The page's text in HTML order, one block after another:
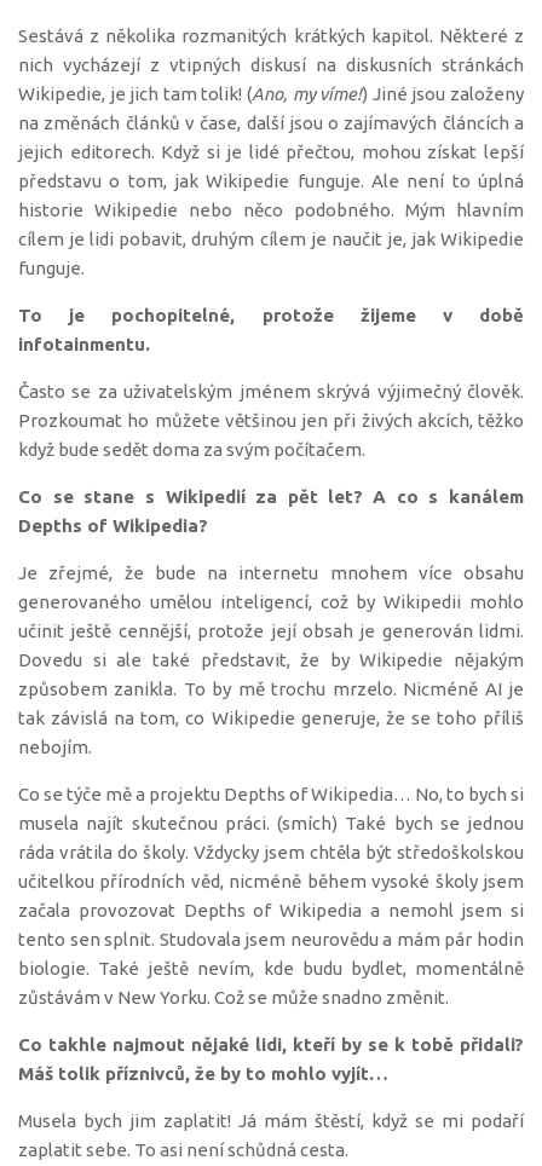
Sestává z několika rozmanitých krátkých kapitol. Některé z
nich vycházejí z vtipných diskusí na diskusních stránkách
Wikipedie, je jich tam tolik! (Ano, my víme!) Jiné jsou založeny
na změnách článků v čase, další jsou o zajímavých článcích a
jejich editorech. Když si je lidé přečtou, mohou získat lepší
představu o tom, jak Wikipedie funguje. Ale není to úplná
historie Wikipedie nebo něco podobného. Mým hlavním
cílem je lidi pobavit, druhým cílem je naučit je, jak Wikipedie
funguje.
To je pochopitelné, protože žijeme v době
infotainmentu.
Často se za uživatelským jménem skrývá výjimečný člověk.
Prozkoumat ho můžete většinou jen při živých akcích, těžko
když bude sedět doma za svým počítačem.
Co se stane s Wikipedií za pět let? A co s kanálem
Depths of Wikipedia?
Je zřejmé, že bude na internetu mnohem více obsahu
generovaného umělou inteligencí, což by Wikipedii mohlo
učinit ještě cennější, protože její obsah je generován lidmi.
Dovedu si ale také představit, že by Wikipedie nějakým
způsobem zanikla. To by mě trochu mrzelo. Nicméně AI je
tak závislá na tom, co Wikipedie generuje, že se toho příliš
nebojím.
Co se týče mě a projektu Depths of Wikipedia… No, to bych si
musela najít skutečnou práci. (smích) Také bych se jednou
ráda vrátila do školy. Vždycky jsem chtěla být středoškolskou
učitelkou přírodních věd, nicméně během vysoké školy jsem
začala provozovat Depths of Wikipedia a nemohl jsem si
tento sen splnit. Studovala jsem neurovědu a mám pár hodin
biologie. Také ještě nevím, kde budu bydlet, momentálně
zůstávám v New Yorku. Což se může snadno změnit.
Co takhle najmout nějaké lidi, kteří by se k tobě přidali?
Máš tolik příznivců, že by to mohlo vyjít…
Musela bych jim zaplatit! Já mám štěstí, když se mi podaří
zaplatit sebe. To asi není schůdná cesta.